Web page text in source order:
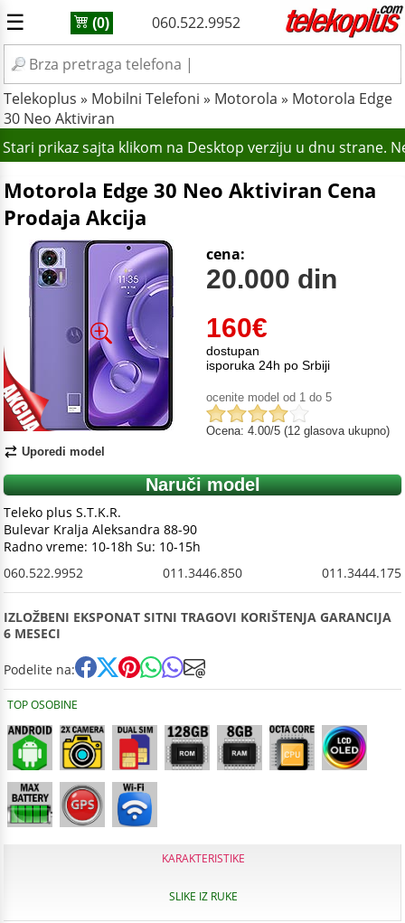
☰ (0) 060.522.9952
Telekoplus » Mobilni Telefoni » Motorola » Motorola Edge
30 Neo Aktiviran
prikaz sajta klikom na Desktop verziju u dnu strane.
Motorola Edge 30 Neo Aktiviran Cena
Prodaja Akcija
Uporedi model
160€
cena:
20.000 din
dostupan
isporuka 24h po Srbiji
ocenite model od 1 do 5
Ocena: 4.00/5 (12 glasova ukupno)
Naruči model
Teleko plus S.T.K.R.
Bulevar Kralja Aleksandra 88-90
Radno vreme: 10-18h Su: 10-15h
060.522.9952
011.3446.850 011.3444.175
IZLOŽBENI EKSPONAT SITNI TRAGOVI KORIŠTENJA GARANCIJA
6 MESECI
Podelite na:
TOP OSOBINE
KARAKTERISTIKE
SLIKE IZ RUKE